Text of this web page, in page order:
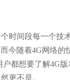
时间段每一个
今随着4G网络
都想要了解4G
更不是。